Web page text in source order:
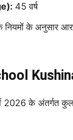
45 वर्ष
के अनुसार
2026 के अंतर्गत